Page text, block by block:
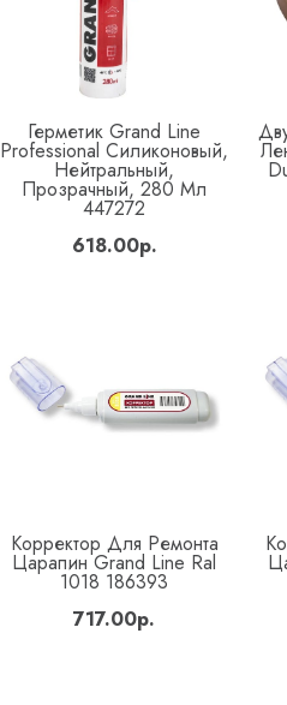
Купить
Герметик Grand Line
Professional Силиконовый,
Нейтральный,
Прозрачный, 280 Мл
447272
618.00р.
Купить
Корректор Для Ремонта
Царапин Grand Line Ral
1018 186393
717.00р.